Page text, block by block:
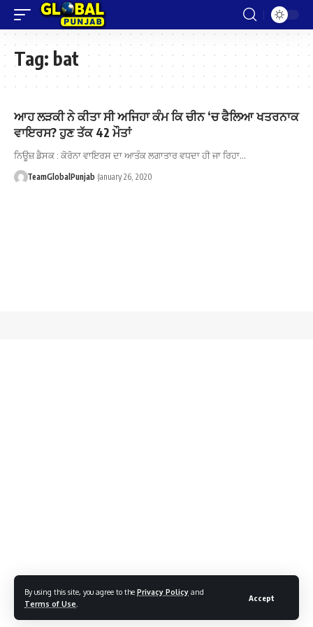
By using this site, you agree to the Privacy Policy and
Terms of Use
Accept
Tag: bat
ਆਹ ਲੜਕੀ ਨੇ ਕੀਤਾ ਸੀ ਅਜਿਹਾ ਕੰਮ ਕਿ ਚੀਨ ‘ਚ ਫੈਲਿਆ ਖਤਰਨਾਕ
ਵਾਇਰਸ? ਹੁਣ ਤੱਕ 42 ਮੌਤਾਂ
ਨਿਊਜ਼ ਡੈਸਕ : ਕੋਰੋਨਾ ਵਾਇਰਸ ਦਾ ਆਤੰਕ ਲਗਾਤਾਰ ਵਧਦਾ ਹੀ ਜਾ ਰਿਹਾ…
TeamGlobalPunjab January 26, 2020